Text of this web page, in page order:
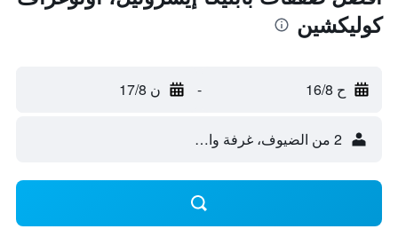
كوليكشين
ح 16/8 - ن 17/8
2 من الضيوف، غرفة واحدة